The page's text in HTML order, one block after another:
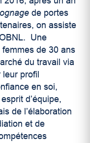
de portes
on assiste
Une
femmes de 30 ans
du travail via
profil
en soi,
d’équipe,
de l’élaboration
et de